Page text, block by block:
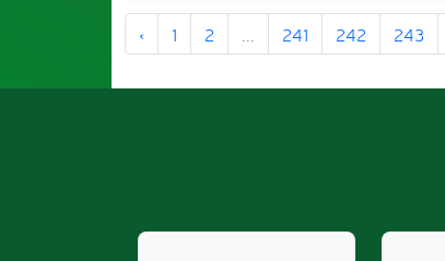
‹ 1 2 241 242 243